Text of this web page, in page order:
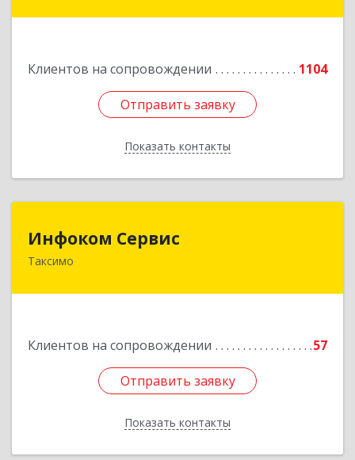
Клиентов на сопровождении 1104
Отправить заявку
Показать контакты
Отправить заявку
Назад
Инфоком Сервис
Таксимо
Клиентов на сопровождении 57
Отправить заявку
Показать контакты
671560, Республика Бурятия, Муйский р-н, пгт.
Отправить заявку
Назад